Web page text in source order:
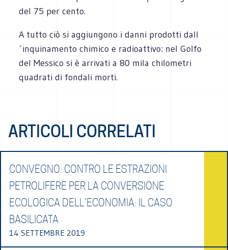
del 75 per cento.
A tutto ciò si aggiungono i danni prodotti dall
´inquinamento chimico e radioattivo: nel Golfo
del Messico si è arrivati a 80 mila chilometri
quadrati di fondali morti.
ARTICOLI CORRELATI
CONVEGNO: CONTRO LE ESTRAZIONI
PETROLIFERE PER LA CONVERSIONE
ECOLOGICA DELL’ECONOMIA: IL CASO
BASILICATA
14 SETTEMBRE 2019